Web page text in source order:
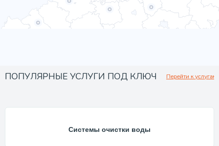
ПОПУЛЯРНЫЕ УСЛУГИ ПОД КЛЮЧ Перейти к услугам
Системы очистки воды